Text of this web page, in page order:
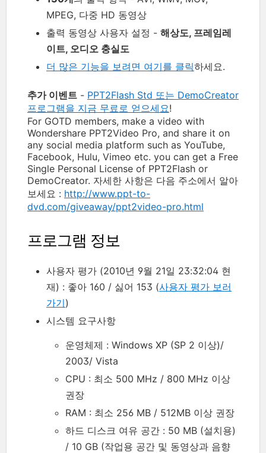
MPEG, 다중 HD 동영상
출력 동영상 사용자 설정 - 해상도, 프레임레
이트, 오디오 충실도
더 많은 기능을 보려면 여기를 클릭하세요.
추가 이벤트 - PPT2Flash Std 또는 DemoCreator
프로그램을 지금 무료로 얻으세요!
For GOTD members, make a video with
Wondershare PPT2Video Pro, and share it on
any social media platform such as YouTube,
Facebook, Hulu, Vimeo etc. you can get a Free
Single Personal License of PPT2Flash or
DemoCreator. 자세한 사항은 다음 주소에서 알아
보세요 : http://www.ppt-to-
dvd.com/giveaway/ppt2video-pro.html
프로그램 정보
사용자 평가 (2010년 9월 21일 23:32:04 현
재) : 좋아 160 / 싫어 153 (사용자 평가 보러
가기)
시스템 요구사항
운영체제 : Windows XP (SP 2 이상)/
2003/ Vista
CPU : 최소 500 MHz / 800 MHz 이상
권장
RAM : 최소 256 MB / 512MB 이상 권장
하드 디스크 여유 공간 : 50 MB (설치용)
/ 10 GB (작업용 공간 및 동영상과 음향